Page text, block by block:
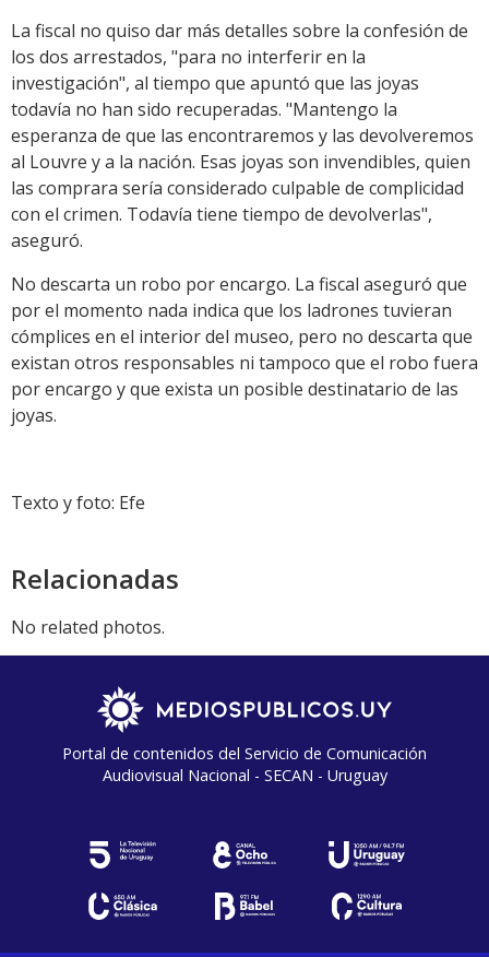
La fiscal no quiso dar más detalles sobre la confesión de
los dos arrestados, "para no interferir en la
investigación", al tiempo que apuntó que las joyas
todavía no han sido recuperadas. "Mantengo la
esperanza de que las encontraremos y las devolveremos
al Louvre y a la nación. Esas joyas son invendibles, quien
las comprara sería considerado culpable de complicidad
con el crimen. Todavía tiene tiempo de devolverlas",
aseguró.
No descarta un robo por encargo. La fiscal aseguró que
por el momento nada indica que los ladrones tuvieran
cómplices en el interior del museo, pero no descarta que
existan otros responsables ni tampoco que el robo fuera
por encargo y que exista un posible destinatario de las
joyas.
Texto y foto: Efe
Relacionadas
No related photos.
Portal de contenidos del Servicio de Comunicación
Audiovisual Nacional - SECAN - Uruguay